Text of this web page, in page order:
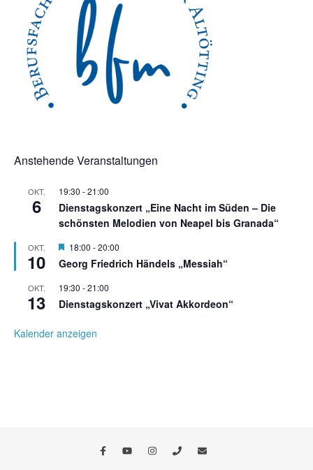
Anstehende Veranstaltungen
OKT.
6
19:30 -21:00
Dienstagskonzert „Eine Nacht im Süden – Die
schönsten Melodien von Neapel bis Granada“
OKT.
10
Hervorgehoben
18:00 -20:00
Georg Friedrich Händels „Messiah“
OKT.
13
19:30 -21:00
Dienstagskonzert „Vivat Akkordeon“
Kalender anzeigen